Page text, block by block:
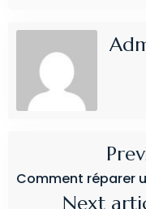
Comment réparer
Next